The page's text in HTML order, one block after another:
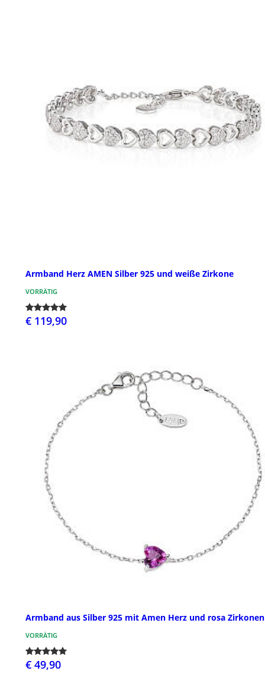
Armband Herz AMEN Silber 925 und weiße Zirkone
VORRÄTIG
€ 119,90
Armband aus Silber 925 mit Amen Herz und rosa Zirkonen
VORRÄTIG
€ 49,90